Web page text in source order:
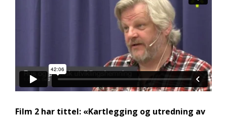
Film 2 har tittel: «Kartlegging og utredning av